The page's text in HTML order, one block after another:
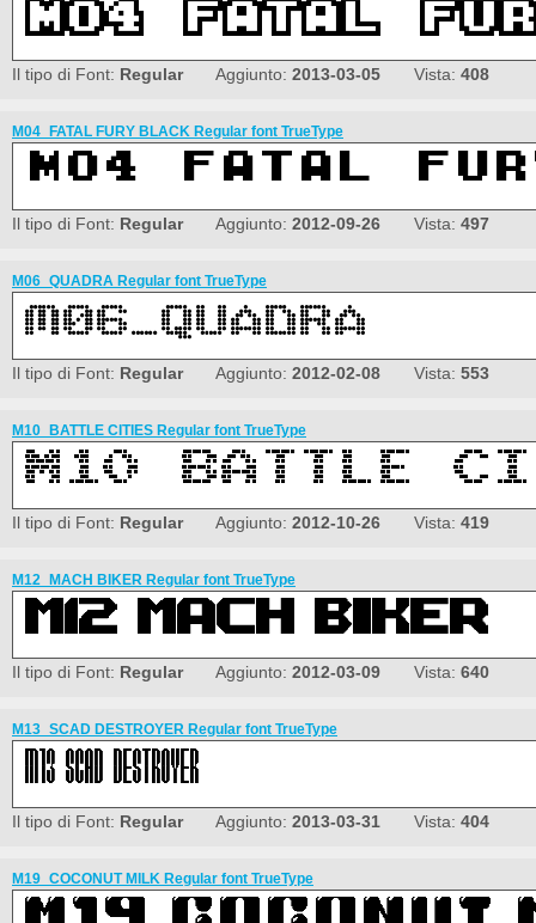
Il tipo di Font: RegularAggiunto: 2013-03-05 Vista: 408
M04_FATAL FURY BLACK Regular font TrueType
Il tipo di Font: RegularAggiunto: 2012-09-26 Vista: 497
M06_QUADRA Regular font TrueType
Il tipo di Font: RegularAggiunto: 2012-02-08 Vista: 553
M10_BATTLE CITIES Regular font TrueType
Il tipo di Font: RegularAggiunto: 2012-10-26 Vista: 419
M12_MACH BIKER Regular font TrueType
Il tipo di Font: RegularAggiunto: 2012-03-09 Vista: 640
M13_SCAD DESTROYER Regular font TrueType
Il tipo di Font: RegularAggiunto: 2013-03-31 Vista: 404
M19_COCONUT MILK Regular font TrueType